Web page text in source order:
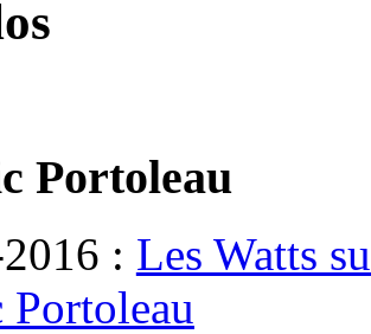
Portoleau
: Les Watts
Portoleau